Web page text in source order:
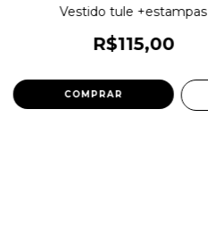
Vestido tule +estampas
R$115,00
COMPRAR